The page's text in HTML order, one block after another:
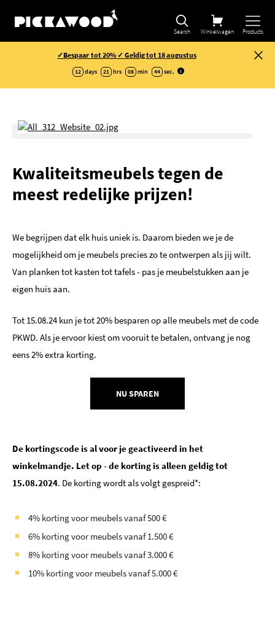
Search Winkelwagen Products
✓Bespaar tot 20% ✓ Geldig tot 18 augustus
12 days 21 hrs 08 min 44 sec.
Kwaliteitsmeubels tegen de
meest redelijke prijzen!
We begrijpen dat elk huis uniek is. Daarom bieden we je de
mogelijkheid om je meubels precies zo te ontwerpen als jij wilt.
Van planken tot kasten tot tafels - pas je meubelstukken aan je
eigen huis aan.
Tot 15.08.24 kun je tot 20% besparen op alle meubels met de code
PKWD. Als je ervoor kiest om vooruit te betalen, ontvang je nog
eens 2% extra korting.
NU SPAREN
De kortingscode is al voor je geactiveerd in het
winkelmandje. Let op - de korting is alleen geldig tot
15.08.2024. De korting wordt als volgt gespreid*:
4% korting voor meubels vanaf 500 €
6% korting voor meubels vanaf 1.500 €
8% korting voor meubels vanaf 3.000 €
10% korting voor meubels vanaf 5.000 €